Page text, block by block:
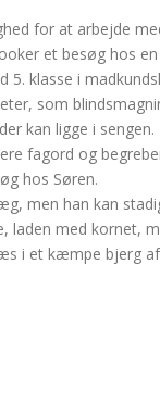
for at arbejde
et besøg hos
5. klasse i
som
kan ligge i
fagord og
hos Søren.
men han kan
laden med kornet,
i et kæmpe bjerg